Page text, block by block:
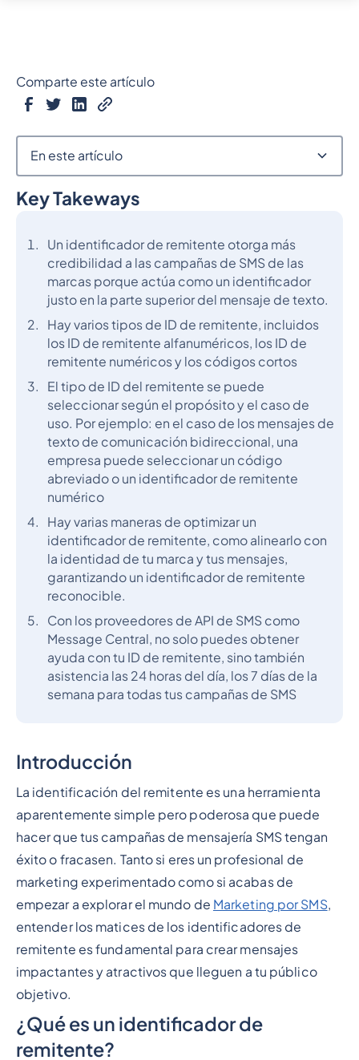
Key Takeways
Un identificador de remitente otorga más
credibilidad a las campañas de SMS de las
marcas porque actúa como un identificador
justo en la parte superior del mensaje de texto.
Hay varios tipos de ID de remitente, incluidos
los ID de remitente alfanuméricos, los ID de
remitente numéricos y los códigos cortos
El tipo de ID del remitente se puede
seleccionar según el propósito y el caso de
uso. Por ejemplo: en el caso de los mensajes de
texto de comunicación bidireccional, una
empresa puede seleccionar un código
abreviado o un identificador de remitente
numérico
Hay varias maneras de optimizar un
identificador de remitente, como alinearlo con
la identidad de tu marca y tus mensajes,
garantizando un identificador de remitente
reconocible.
Con los proveedores de API de SMS como
Message Central, no solo puedes obtener
ayuda con tu ID de remitente, sino también
asistencia las 24 horas del día, los 7 días de la
semana para todas tus campañas de SMS
Introducción
La identificación del remitente es una herramienta
aparentemente simple pero poderosa que puede
hacer que tus campañas de mensajería SMS tengan
éxito o fracasen. Tanto si eres un profesional de
marketing experimentado como si acabas de
empezar a explorar el mundo de Marketing por SMS,
entender los matices de los identificadores de
remitente es fundamental para crear mensajes
impactantes y atractivos que lleguen a tu público
objetivo.
¿Qué es un identificador de
remitente?
Comparte este artículo
En este artículo
Epígrafe 2